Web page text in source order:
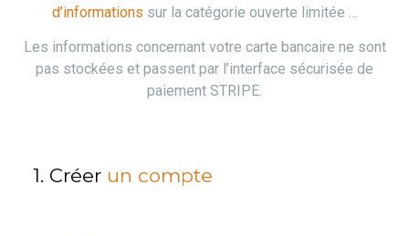
d’informations sur la catégorie ouverte limitée …
Les informations concernant votre carte bancaire ne sont
pas stockées et passent par l’interface sécurisée de
paiement STRIPE.
1. Créer un compte